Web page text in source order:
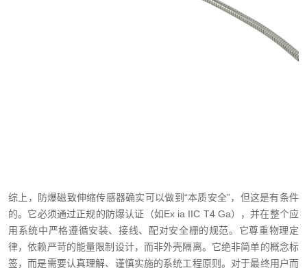
综上，防爆磁致伸缩传感器确实可以做到“本质安全”，但这是有条件
的。它必须通过正规的防爆认证（如Ex ia IIC T4 Ga），并在整个应
用系统中严格遵循安装、接线、配对安全栅的规范。它尊重物理定
律，依赖严苛的能量限制设计，而非外壳隔离。它绝非简单的概念标
签，而是需要认真理解、谨慎实施的系统工程原则。对于最终用户而